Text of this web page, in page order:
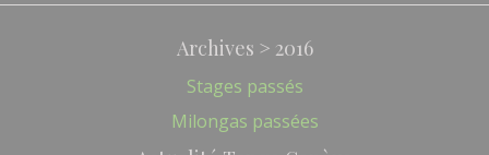
Archives > 2016
Stages passés
Milongas passées